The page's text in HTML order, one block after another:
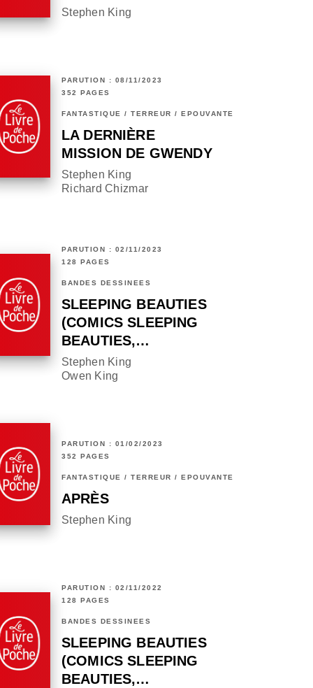
Stephen King
PARUTION : 08/11/2023
352 PAGES
FANTASTIQUE / TERREUR / EPOUVANTE
LA DERNIÈRE
MISSION DE GWENDY
Stephen King
Richard Chizmar
PARUTION : 02/11/2023
128 PAGES
BANDES DESSINÉES
SLEEPING BEAUTIES
(COMICS SLEEPING
BEAUTIES,…
Stephen King
Owen King
PARUTION : 01/02/2023
352 PAGES
FANTASTIQUE / TERREUR / EPOUVANTE
APRÈS
Stephen King
PARUTION : 02/11/2022
128 PAGES
BANDES DESSINÉES
SLEEPING BEAUTIES
(COMICS SLEEPING
BEAUTIES,…